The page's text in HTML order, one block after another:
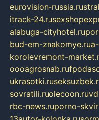
eurovision-russia.ru
itrack-24.ru
alabuga-cityhotel.ru
bud-em-znakomye.ru
korolevremont-
oooagrosnab.ru
ukrasotki.ru
sovratili.ruolecoon.ru
rbc-news.ruporno-